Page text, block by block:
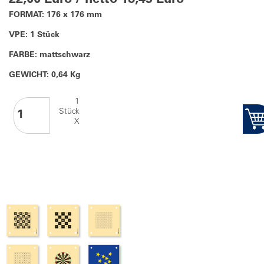
FORMAT: 176 x 176 mm
VPE: 1 Stück
FARBE: mattschwarz
GEWICHT: 0,64 Kg
1
Stück
X